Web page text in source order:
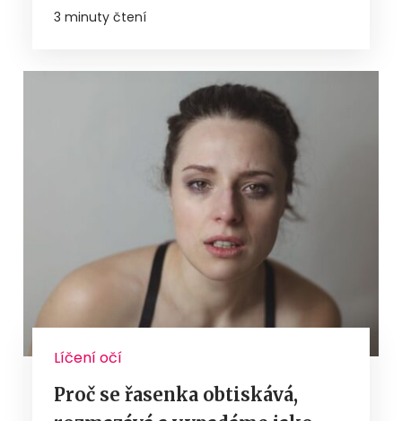
3 minuty čtení
Líčení očí
Proč se řasenka obtiskává,